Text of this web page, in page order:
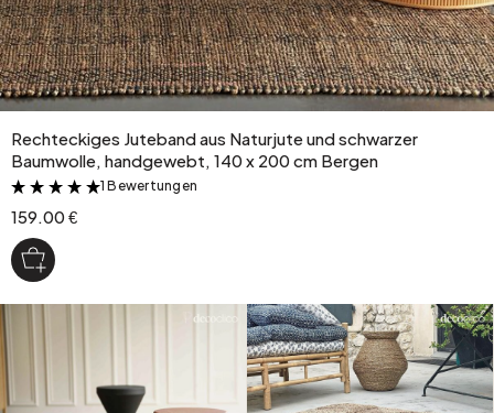
Rechteckiges Juteband aus Naturjute und schwarzer
Baumwolle, handgewebt, 140 x 200 cm Bergen
&
1 Bewertungen
159.00 €